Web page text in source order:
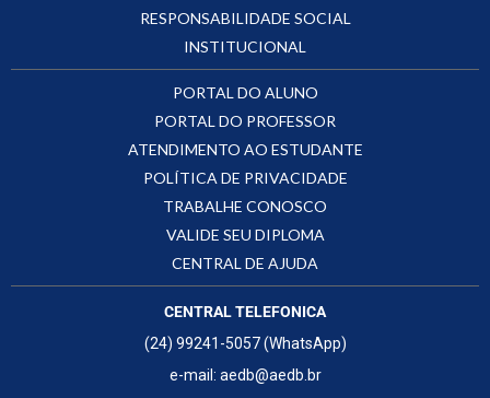
RESPONSABILIDADE SOCIAL
INSTITUCIONAL
PORTAL DO ALUNO
PORTAL DO PROFESSOR
ATENDIMENTO AO ESTUDANTE
POLÍTICA DE PRIVACIDADE
TRABALHE CONOSCO
VALIDE SEU DIPLOMA
CENTRAL DE AJUDA
CENTRAL TELEFONICA
(24) 99241-5057 (WhatsApp)
e-mail: aedb@aedb.br